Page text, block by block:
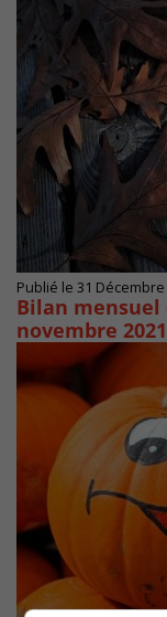
Publié le 31 Décembre
Bilan mensuel
novembre 2021